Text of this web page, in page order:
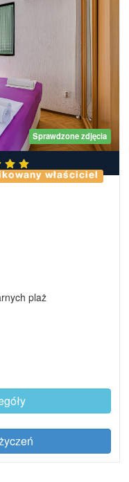
Sprawdzone zdjęcia
właściciel
plaż